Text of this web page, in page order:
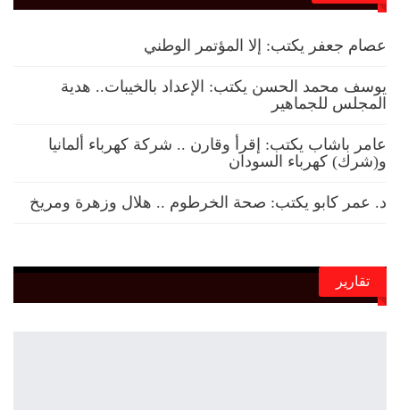
عصام جعفر يكتب: إلا المؤتمر الوطني
يوسف محمد الحسن يكتب: الإعداد بالخيبات.. هدية
المجلس للجماهير
عامر باشاب يكتب: إقرأ وقارن .. شركة كهرباء ألمانيا
و(شرك) كهرباء السودان
د. عمر كابو يكتب: صحة الخرطوم .. هلال وزهرة ومريخ
تقارير